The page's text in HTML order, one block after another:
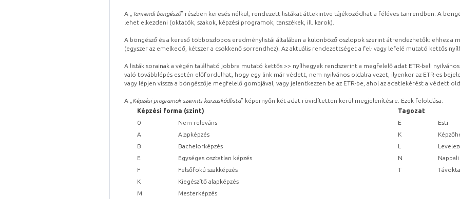
A „ Tanrendi böngésző” részben keresés nélkül, rendezett listákat áttekintve tájékozódhat a féléves tanrendben. A
lehet elkezdeni (oktatók, szakok, képzési programok, tanszékek, ill. karok).
A böngésző és a kereső többoszlopos eredménylistái általában a különböző oszlopok szerint átrendezhetők: ehhez a
(egyszer az emelkedő, kétszer a csökkenő sorrendhez). Az aktuális rendezettséget a fel- vagy lefelé mutató kettős
A listák sorainak a végén található jobbra mutató kettős >> nyílhegyek rendszerint a megfelelő adat ETR-beli
való továbblépés esetén előfordulhat, hogy egy link már védett, nem nyilvános oldalra vezet, ilyenkor az ETR-es
vagy lépjen vissza a böngészője megfelelő gombjával, vagy jelentkezzen be az ETR-be, ahol az adatlekérést a védett
A „ Képzési programok szerinti kurzuskódlista” képernyőn két adat rövidítetten kerül megjelenítésre. Ezek feloldása:
Képzési forma (szint)
Tagozat
0
Nem releváns E
Esti
A
Alapképzés K
B
Bachelorképzés L
E
Egységes osztatlan képzés N
Nappali
F
Felsőfokú szakképzés T
K
Kiegészítő alapképzés
M
Mesterképzés